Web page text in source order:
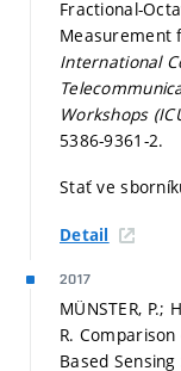
Fractional-
Measurement
International
Workshops
5386-9361-2.
Stať ve
Detail
2017
MÜNSTER, P.;
R.
Based